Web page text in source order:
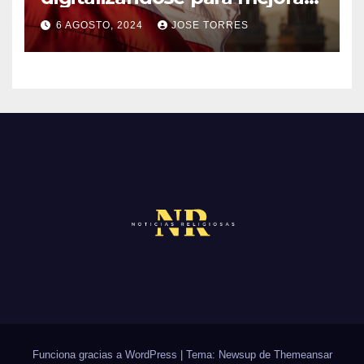
O
O
M
el servicio a sus fieles
6 AGOSTO, 2024 JOSE TORRES
N
Funciona gracias a WordPress Tema: Newsup de Themeansar